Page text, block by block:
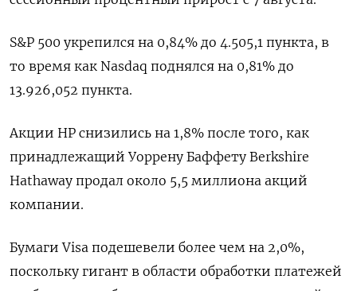
S&P 500 укрепился на 0,84% до 4.505,1 пункта, в
то время как ​Nasdaq поднялся на 0,81% до
13.926,052 пункта.
Акции HP снизились на 1,8% после того, как
принадлежащий Уоррену Баффету Berkshire
Hathaway продал около 5,5 миллиона акций
компании.
Бумаги Visa подешевели более чем на 2,0%,
поскольку гигант в области обработки платежей